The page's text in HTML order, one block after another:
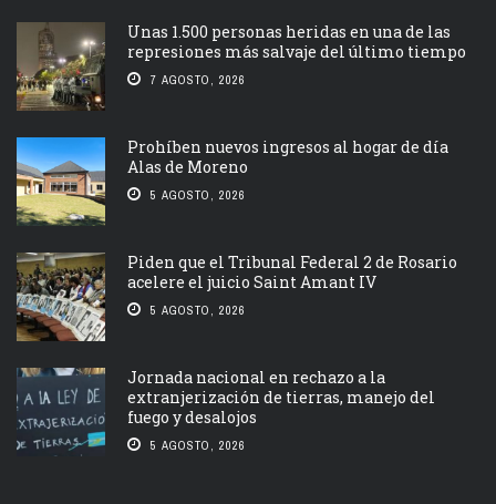
Unas 1.500 personas heridas en una de las
represiones más salvaje del último tiempo
7 AGOSTO, 2026
Prohíben nuevos ingresos al hogar de día
Alas de Moreno
5 AGOSTO, 2026
Piden que el Tribunal Federal 2 de Rosario
acelere el juicio Saint Amant IV
5 AGOSTO, 2026
Jornada nacional en rechazo a la
extranjerización de tierras, manejo del
fuego y desalojos
5 AGOSTO, 2026